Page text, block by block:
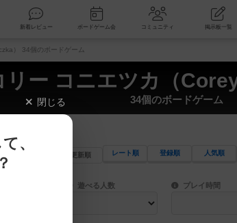
ース 検索 新着レビュー ボードゲーム会 コミュニティ
） 34個のボードゲーム
リー コニエツカ（
34個のボードゲーム
更新順 レート順 登録順 人気順
リーワード検索ができます。
して検索できます。 プレイ対象人数に含まれるボードゲームを指定
遊べる人数 目安となる所
プレイ時間
閉じる
、